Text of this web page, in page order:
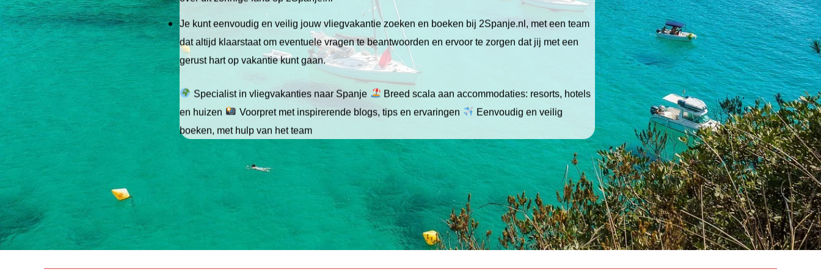
Je kunt eenvoudig en veilig jouw vliegvakantie zoeken en boeken bij 2Spanje.nl, met een team
dat altijd klaarstaat om eventuele vragen te beantwoorden en ervoor te zorgen dat jij met een
gerust hart op vakantie kunt gaan.
Specialist in vliegvakanties naar Spanje
Breed scala aan accommodaties: resorts, hotels
en huizen
Voorpret met inspirerende blogs, tips en ervaringen
Eenvoudig en veilig
boeken, met hulp van het team